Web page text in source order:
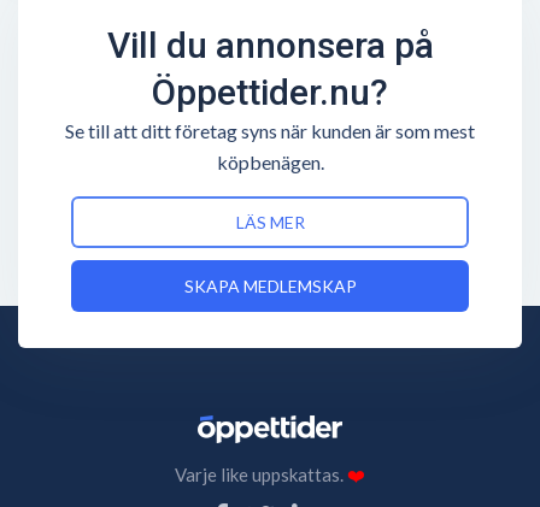
Vill du annonsera på
Öppettider.nu?
Se till att ditt företag syns när kunden är som mest
köpbenägen.
LÄS MER
SKAPA MEDLEMSKAP
Varje like uppskattas.❤️